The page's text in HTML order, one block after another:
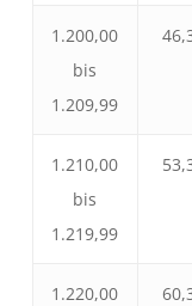
1.200,00
bis
1.209,99
1.210,00
bis
1.219,99
1.220,00